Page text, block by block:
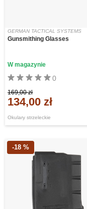
GERMAN TACTICAL SYSTEMS
Gunsmithing Glasses
Okulary strzeleckie
0
W magazynie
169,00 zł
134,00 zł
-18 %